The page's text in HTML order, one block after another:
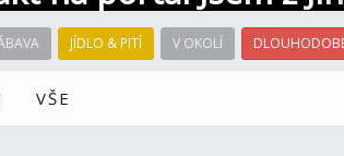
JÍDLO & PITÍ V OKOLÍ
VŠE